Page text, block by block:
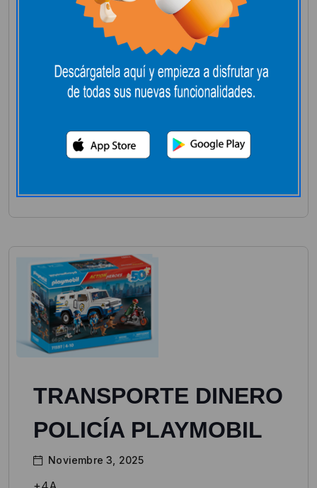
BARCO PIRATA
PLAYMOBIL
Noviembre 3, 2025
TRANSPORTE DINERO
POLICÍA PLAYMOBIL
Noviembre 3, 2025